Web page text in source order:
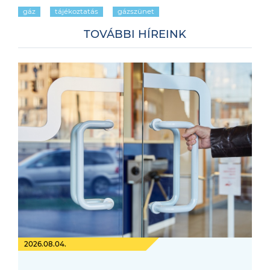
gáz tájékoztatás gázszünet
TOVÁBBI HÍREINK
2026.08.04.